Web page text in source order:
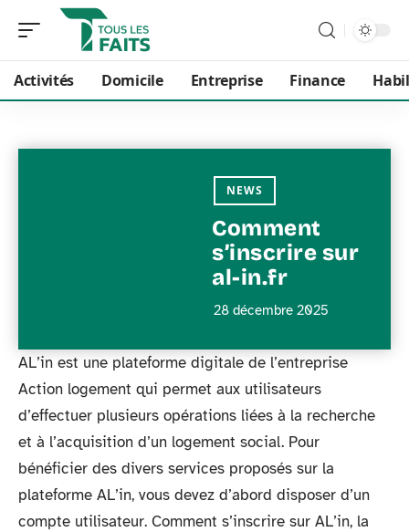
Activités Domicile Entreprise Finance
NEWS
Comment
s’inscrire sur
al-in.fr
28 décembre 2025
AL’in est une plateforme digitale de l’entreprise
Action logement qui permet aux utilisateurs
d’effectuer plusieurs opérations liées à la recherche
et à l’acquisition d’un logement social. Pour
bénéficier des divers services proposés sur la
plateforme AL’in, vous devez d’abord disposer d’un
compte utilisateur. Comment s’inscrire sur AL’in, la